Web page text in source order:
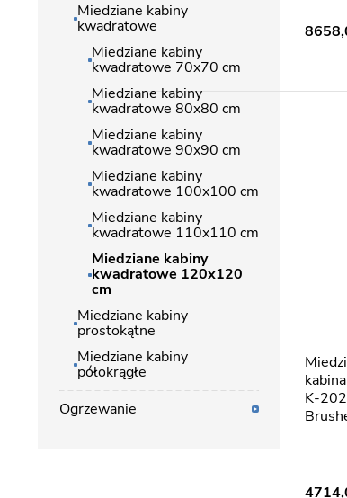
Miedziana szczotkowana
K-
Miedziane kabiny
kwadratowe
Miedziane kabiny
kwadratowe 70x70 cm
Miedziane kabiny
kwadratowe 80x80 cm
Miedziane kabiny
kwadratowe 90x90 cm
Miedziane kabiny
kwadratowe 100x100 cm
Miedziane kabiny
kwadratowe 110x110 cm
Miedziane kabiny
kwadratowe 120x120
cm
Miedziane kabiny
prostokątne
Miedziane kabiny
półokrągłe
Ogrzewanie